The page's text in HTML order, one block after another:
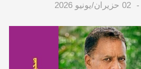
02 حزيران/يونيو 2026